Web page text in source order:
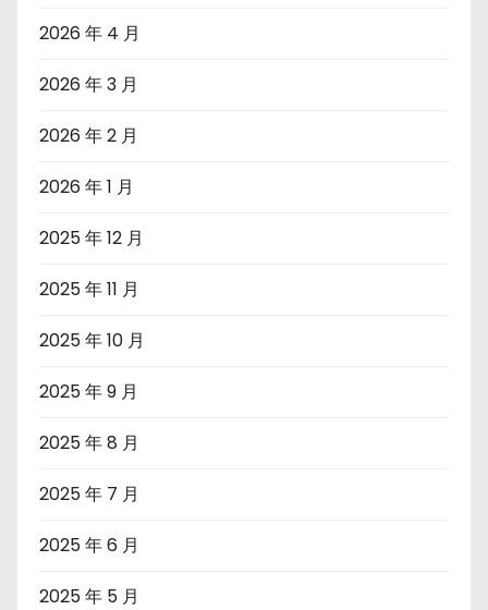
2026 年 4 月
2026 年 3 月
2026 年 2 月
2026 年 1 月
2025 年 12 月
2025 年 11 月
2025 年 10 月
2025 年 9 月
2025 年 8 月
2025 年 7 月
2025 年 6 月
2025 年 5 月